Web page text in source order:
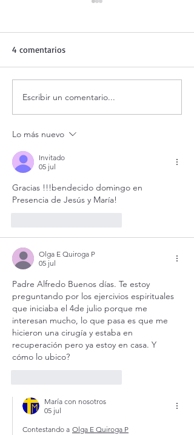
Adoración al Santísimo en
vivo / Perpetual Adoration
4 comentarios
Escribir un comentario...
Lo más nuevo
Invitado
05 jul
Gracias !!!bendecido domingo en
Presencia de Jesús y María!
Olga E Quiroga P
05 jul
Padre Alfredo Buenos días. Te estoy
preguntando por los ejercivios espirituales
que iniciaba el 4de julio porque me
interesan mucho, lo que pasa es que me
hicieron una cirugía y estaba en
recuperación pero ya estoy en casa. Y
cómo lo ubico?
María con nosotros
05 jul
Contestando a Olga E Quiroga P